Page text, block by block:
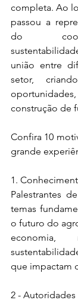
completa. Ao
passou a
do
união entre
setor,
construção de
Confira 10
grande
1.
Palestrantes
temas
o futuro do
economia,
que impactam
2 - Autoridades